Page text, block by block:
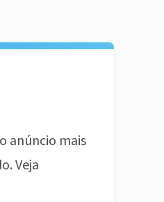
anúncio mais
Veja